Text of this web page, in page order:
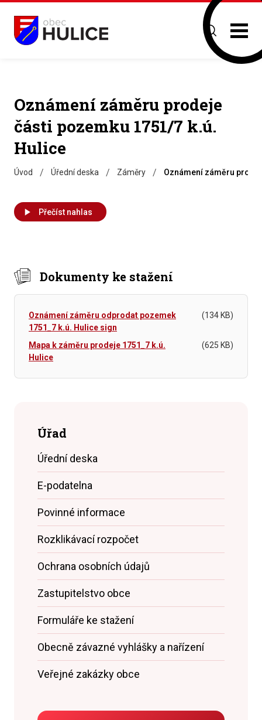
Oznámení záměru prodeje
části pozemku 1751/7 k.ú.
Hulice
Úvod / Úřední deska / Záměry / Oznámení záměru
Přečíst nahlas
Dokumenty ke stažení
Oznámení záměru odprodat pozemek
1751_7 k.ú. Hulice sign
(134 KB)
Mapa k záměru prodeje 1751_7 k.ú.
Hulice
(625 KB)
Úřad
Úřední deska
E-podatelna
Povinné informace
Rozklikávací rozpočet
Ochrana osobních údajů
Zastupitelstvo obce
Formuláře ke stažení
Obecně závazné vyhlášky a nařízení
Veřejné zakázky obce